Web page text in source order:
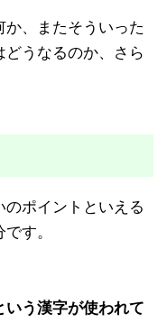
、またそういった
どうなるのか、さら
のポイントといえる
す。
いう漢字が使われて